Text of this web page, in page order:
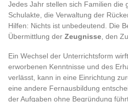
Jedes Jahr stellen sich Familien die
Schulakte, die Verwaltung der
Hilfen: Nichts ist unbedeutend. Die
Übermittlung der Zeugnisse , den
Ein Wechsel der Unterrichtsform
erworbenen Kenntnisse und des
verlässt, kann in eine Einrichtung
eine andere Fernausbildung
der Aufgaben ohne Begründung